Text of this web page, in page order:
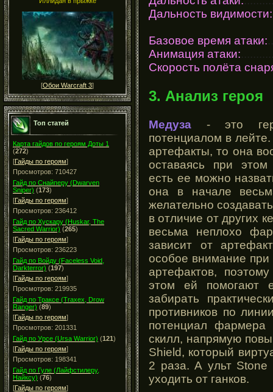
[Обои Warcraft 3]
Топ статей
Карта гайдов по героям Доты 1
(272)
[Гайды по героям]
Просмотров: 710427
Гайд по Снайперу (Dwarven
Sniper) (173)
[Гайды по героям]
Просмотров: 236412
Гайд по Хускару (Huskar, The
Sacred Warrior) (265)
[Гайды по героям]
Просмотров: 236223
Гайд по Войду (Faceless Void,
Darkterror) (197)
[Гайды по героям]
Просмотров: 219935
Гайд по Траксе (Traxex, Drow
Ranger) (89)
[Гайды по героям]
Просмотров: 201331
Гайд по Урсе (Ursa Warrior) (121)
[Гайды по героям]
Просмотров: 198341
Гайд по Гуле (Лайфстилеру,
Найксу) (76)
[Гайды по героям]
Дальность видимости:
Базовое время атаки:
Анимация атаки:
Скорость полёта
3. Анализ героя
Медуза - это
потенциалом в
артефакты, то она
оставаясь при этом
есть ее можно
она в начале
желательно
в отличие от других
весьма неплохо
зависит от
особое внимание
артефактов,
этом ей помогают
забирать
противников по
потенциал
скилл, напрямую
Shield, который
2 раза. А ульт Stone
уходить от ганков.